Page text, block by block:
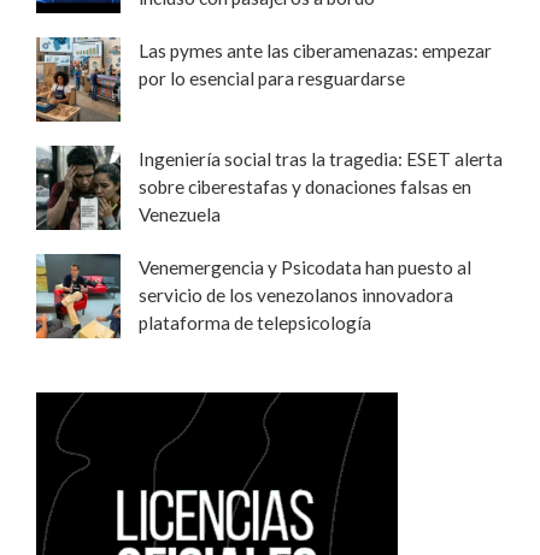
Las pymes ante las ciberamenazas: empezar
por lo esencial para resguardarse
Ingeniería social tras la tragedia: ESET alerta
sobre ciberestafas y donaciones falsas en
Venezuela
Venemergencia y Psicodata han puesto al
servicio de los venezolanos innovadora
plataforma de telepsicología